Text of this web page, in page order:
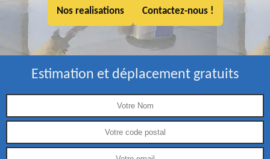
Nos realisations Contactez-nous !
Estimation et déplacement gratuits